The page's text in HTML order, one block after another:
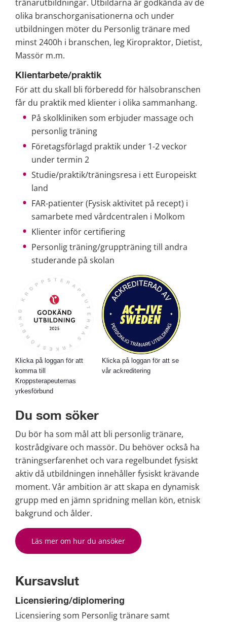
tränarutbildningar. Utbildarna är godkända av de
olika branschorganisationerna och under
utbildningen möter du Personlig tränare med
minst 2400h i branschen, leg Kiropraktor, Dietist,
Massör m.m.
Klientarbete/praktik
För att du skall bli förberedd för hälsobranschen
får du praktik med klienter i olika sammanhang.
På skolkliniken som erbjuder massage och
personlig träning
Företagsförlagd praktik under 1-2 veckor
under termin 2
Studie/praktik/träningsresa i ett Europeiskt
land
FAR-patienter (Fysisk aktivitet på recept) i
samarbete med vårdcentralen i Molkom
Klienter inför certifiering
Personlig träning/gruppträning till andra
studerande på skolan
Klicka på loggan för att
komma till
Kroppsterapeuternas
yrkesförbund
Klicka på loggan för att se
vår ackreditering
Du som söker
Du bör ha som mål att bli personlig tränare,
kostrådgivare och massör. Du behöver också ha
träningserfarenhet och vara regelbundet fysiskt
aktiv då utbildningen innehåller fysiskt krävande
moment. Vår ambition är att skapa en dynamisk
grupp med en jämn spridning mellan kön, etnisk
bakgrund och ålder.
Läs mer om hur du ansöker
Kursavslut
Licensiering/diplomering
Licensiering som Personlig tränare samt